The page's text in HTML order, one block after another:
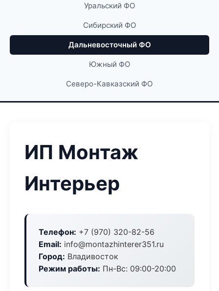
Уральский ФО
Сибирский ФО
Дальневосточный ФО
Южный ФО
Северо-Кавказский ФО
ИП Монтаж
Интерьер
Телефон: +7 (970) 320-82-56
Email: info@montazhinterer351.ru
Город: Владивосток
Режим работы: Пн-Вс: 09:00-20:00